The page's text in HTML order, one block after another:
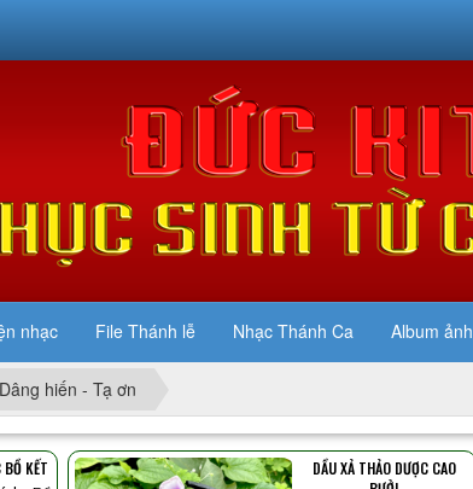
nhạc File Thánh lễ Nhạc Thánh Ca Album ảnh
Dâng hiến - Tạ ơn